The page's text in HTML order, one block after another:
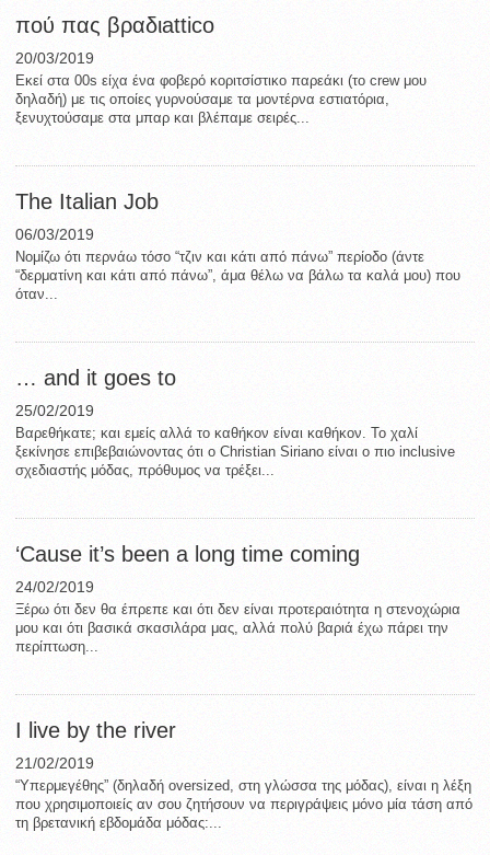
πού πας βραδιattico
20/03/2019
Εκεί στα 00s είχα ένα φοβερό κοριτσίστικο παρεάκι (το crew μου
δηλαδή) με τις οποίες γυρνούσαμε τα μοντέρνα εστιατόρια,
ξενυχτούσαμε στα μπαρ και βλέπαμε σειρές...
The Italian Job
06/03/2019
Νομίζω ότι περνάω τόσο “τζιν και κάτι από πάνω” περίοδο (άντε
“δερματίνη και κάτι από πάνω”, άμα θέλω να βάλω τα καλά μου) που
όταν...
… and it goes to
25/02/2019
Βαρεθήκατε; και εμείς αλλά το καθήκον είναι καθήκον. Το χαλί
ξεκίνησε επιβεβαιώνοντας ότι ο Christian Siriano είναι ο πιο inclusive
σχεδιαστής μόδας, πρόθυμος να τρέξει...
‘Cause it’s been a long time coming
24/02/2019
Ξέρω ότι δεν θα έπρεπε και ότι δεν είναι προτεραιότητα η στενοχώρια
μου και ότι βασικά σκασιλάρα μας, αλλά πολύ βαριά έχω πάρει την
περίπτωση...
I live by the river
21/02/2019
“Υπερμεγέθης” (δηλαδή oversized, στη γλώσσα της μόδας), είναι η λέξη
που χρησιμοποιείς αν σου ζητήσουν να περιγράψεις μόνο μία τάση από
τη βρετανική εβδομάδα μόδας:...